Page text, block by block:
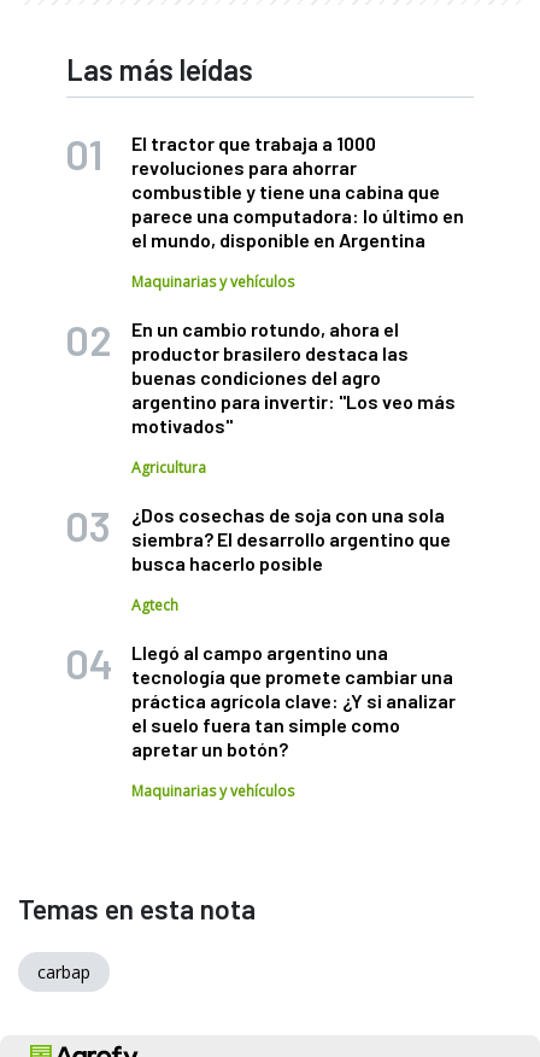
Las más leídas
El tractor que trabaja a 1000
revoluciones para ahorrar
combustible y tiene una cabina que
parece una computadora: lo último en
el mundo, disponible en Argentina
Maquinarias y vehículos
En un cambio rotundo, ahora el
productor brasilero destaca las
buenas condiciones del agro
argentino para invertir: "Los veo más
motivados"
Agricultura
¿Dos cosechas de soja con una sola
siembra? El desarrollo argentino que
busca hacerlo posible
Agtech
Llegó al campo argentino una
tecnología que promete cambiar una
práctica agrícola clave: ¿Y si analizar
el suelo fuera tan simple como
apretar un botón?
Maquinarias y vehículos
Temas en esta nota
carbap